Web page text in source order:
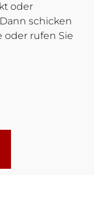
oder
schicken
oder rufen Sie